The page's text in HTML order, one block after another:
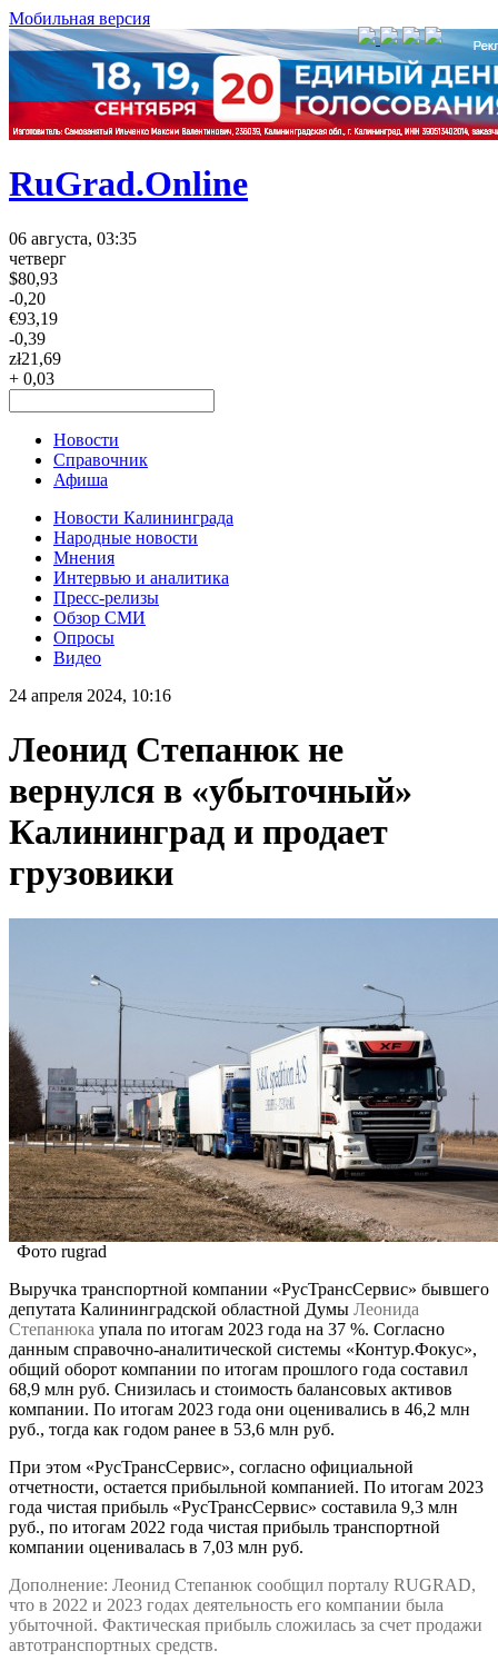
Мобильная версия
RuGrad.Online
06 августа, 03:35
четверг
$80,93
-0,20
€93,19
-0,39
zł21,69
+ 0,03
Новости
Справочник
Афиша
Новости Калининграда
Народные новости
Мнения
Интервью и аналитика
Пресс-релизы
Обзор СМИ
Опросы
Видео
24 апреля 2024, 10:16
Леонид Степанюк не
вернулся в «убыточный»
Калининград и продает
грузовики
Фото rugrad
Выручка транспортной компании «РусТрансСервис» бывшего
депутата Калининградской областной Думы Леонида
Степанюка упала по итогам 2023 года на 37 %. Согласно
данным справочно-аналитической системы «Контур.Фокус»,
общий оборот компании по итогам прошлого года составил
68,9 млн руб. Снизилась и стоимость балансовых активов
компании. По итогам 2023 года они оценивались в 46,2 млн
руб., тогда как годом ранее в 53,6 млн руб.
При этом «РусТрансСервис», согласно официальной
отчетности, остается прибыльной компанией. По итогам 2023
года чистая прибыль «РусТрансСервис» составила 9,3 млн
руб., по итогам 2022 года чистая прибыль транспортной
компании оценивалась в 7,03 млн руб.
Дополнение: Леонид Степанюк сообщил порталу RUGRAD,
что в 2022 и 2023 годах деятельность его компании была
убыточной. Фактическая прибыль сложилась за счет продажи
автотранспортных средств.